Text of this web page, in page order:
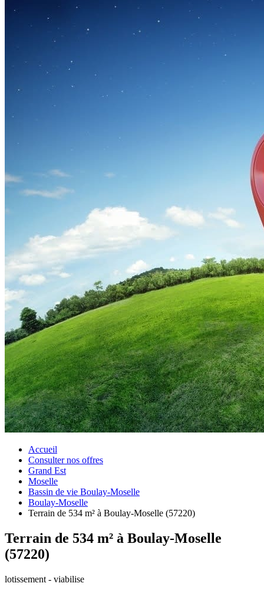
Accueil
Consulter nos offres
Grand Est
Moselle
Bassin de vie Boulay-Moselle
Boulay-Moselle
Terrain de 534 m² à Boulay-Moselle (57220)
Terrain de 534 m² à Boulay-Moselle
(57220)
lotissement - viabilise